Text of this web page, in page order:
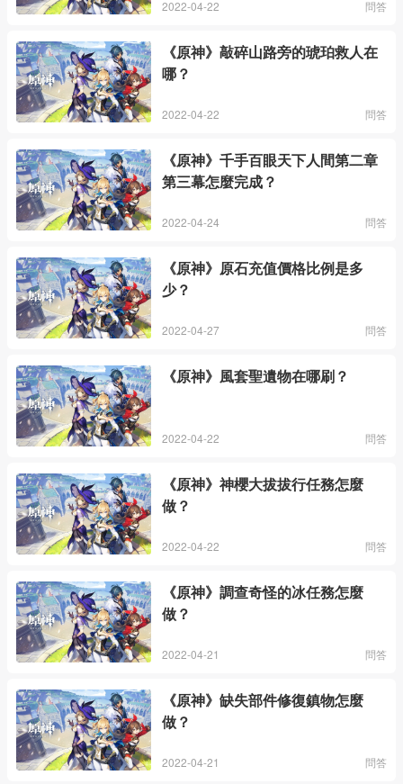
2022-04-22 問答
《原神》敲碎山路旁的琥珀救人在
哪？
2022-04-22 問答
《原神》千手百眼天下人間第二章
第三幕怎麼完成？
2022-04-24 問答
《原神》原石充值價格比例是多
少？
2022-04-27 問答
《原神》風套聖遺物在哪刷？
2022-04-22 問答
《原神》神櫻大拔拔行任務怎麼
做？
2022-04-22 問答
《原神》調查奇怪的冰任務怎麼
做？
2022-04-21 問答
《原神》缺失部件修復鎮物怎麼
做？
2022-04-21 問答